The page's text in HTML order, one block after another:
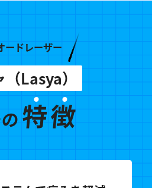
ードレーザー
Lasya）
特徴